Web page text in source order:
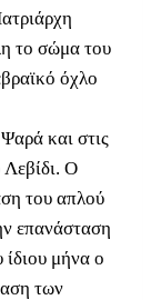
το σώμα του
όχλο
και στις
Ο
του απλού
επανάσταση
μήνα ο
των